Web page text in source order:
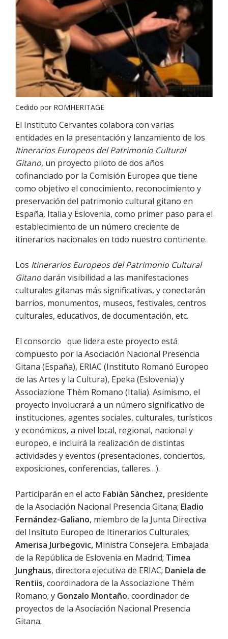
Cedido por ROMHERITAGE
El Instituto Cervantes colabora con varias
entidades en la presentación y lanzamiento de los
Itinerarios Europeos del Patrimonio Cultural
Gitano, un proyecto piloto de dos años
cofinanciado por la Comisión Europea que tiene
como objetivo el conocimiento, reconocimiento y
preservación del patrimonio cultural gitano en
España, Italia y Eslovenia, como primer paso para el
establecimiento de un número creciente de
itinerarios nacionales en todo nuestro continente.
Los Itinerarios Europeos del Patrimonio Cultural
Gitanodarán visibilidad a las manifestaciones
culturales gitanas más significativas, y conectarán
barrios, monumentos, museos, festivales, centros
culturales, educativos, de documentación, etc.
El consorcio que lidera este proyecto está
compuesto por la Asociación Nacional Presencia
Gitana (España), ERIAC (Instituto Romanó Europeo
de las Artes y la Cultura), Epeka (Eslovenia) y
Associazione Thèm Romano (Italia). Asimismo, el
proyecto involucrará a un número significativo de
instituciones, agentes sociales, culturales, turísticos
y económicos, a nivel local, regional, nacional y
europeo, e incluirá la realización de distintas
actividades y eventos (presentaciones, conciertos,
exposiciones, conferencias, talleres…).
Participarán en el acto Fabián Sánchez, presidente
de la Asociación Nacional Presencia Gitana; Eladio
Fernández-Galiano, miembro de la Junta Directiva
del Insituto Europeo de Itinerarios Culturales;
Amerisa Jurbegovic, Ministra Consejera. Embajada
de la República de Eslovenia en Madrid; Timea
Junghaus, directora ejecutiva de ERIAC; Daniela de
Rentiis, coordinadora de la Associazione Thèm
Romano; y Gonzalo Montaño, coordinador de
proyectos de la Asociación Nacional Presencia
Gitana.